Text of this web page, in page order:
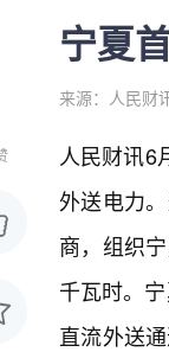
宁夏
来源：人民财
人民财讯6
外送电力
商，组织
千瓦时。
直流外送